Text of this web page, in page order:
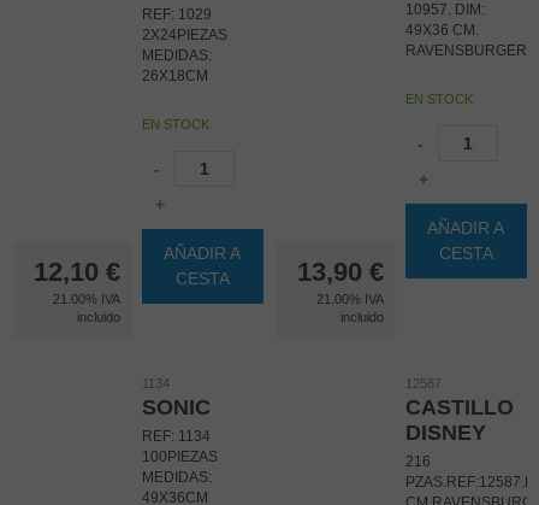
12,10 €
21.00% IVA
incluido
REF: 1029
2X24PIEZAS
MEDIDAS:
26X18CM
EN STOCK
-
+
AÑADIR A
CESTA
13,90 €
21.00% IVA
incluido
10957. DIM:
49X36 CM.
RAVENSBURGER
EN STOCK
-
+
AÑADIR A
CESTA
1134
SONIC
REF: 1134
100PIEZAS
MEDIDAS:
49X36CM
12587
CASTILLO
DISNEY
216